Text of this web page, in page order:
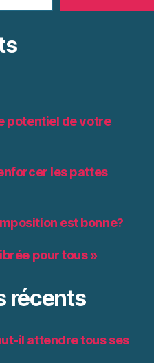
potentiel de votre
les pattes
est bonne?
pour tous »
récents
il attendre tous ses